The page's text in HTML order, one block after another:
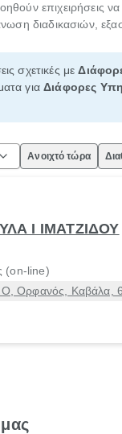
επιχειρήσεις
διαδικασιών,
σχετικές με
γιαΔιάφορες
Ανοιχτό τώρα
Ι ΙΜΑΤΖΙΔΟΥ
(οn-line)
Ορφανός, Καβάλα,